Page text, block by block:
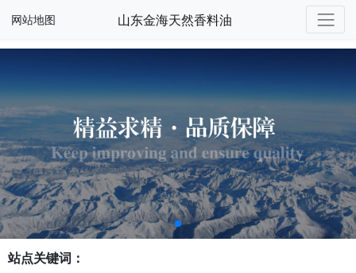
网站地图 山东金海天然香料油
站点关键词：